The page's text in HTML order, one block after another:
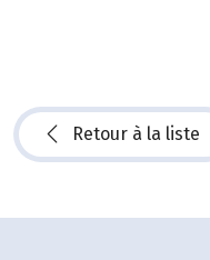
Retour à la liste